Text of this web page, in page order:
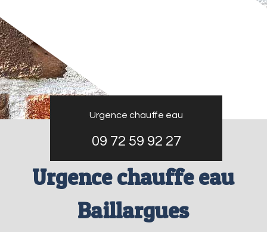
Urgence chauffe eau
09 72 59 92 27
Urgence chauffe eau
Baillargues